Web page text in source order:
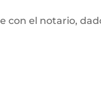
con el notario,